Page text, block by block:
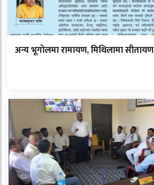
अन्य भूगोलमा रामायण, मिथिलामा सीतायण